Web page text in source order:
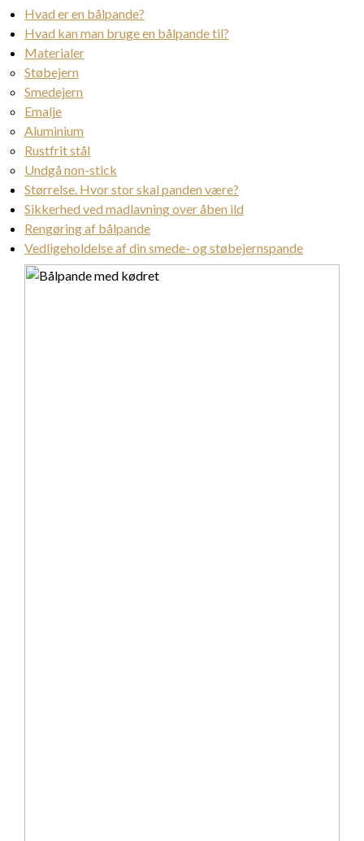
Hvad er en bålpande?
Hvad kan man bruge en bålpande til?
Materialer
Støbejern
Smedejern
Emalje
Aluminium
Rustfrit stål
Undgå non-stick
Størrelse. Hvor stor skal panden være?
Sikkerhed ved madlavning over åben ild
Rengøring af bålpande
Vedligeholdelse af din smede- og støbejernspande